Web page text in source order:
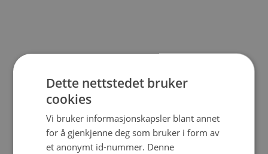
Dette nettstedet bruker
cookies
Vi bruker informasjonskapsler blant annet
for å gjenkjenne deg som bruker i form av
et anonymt id-nummer. Denne